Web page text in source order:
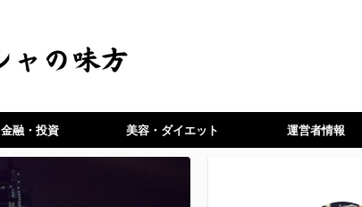
金融・投資 美容・ダイエット 運営者情報